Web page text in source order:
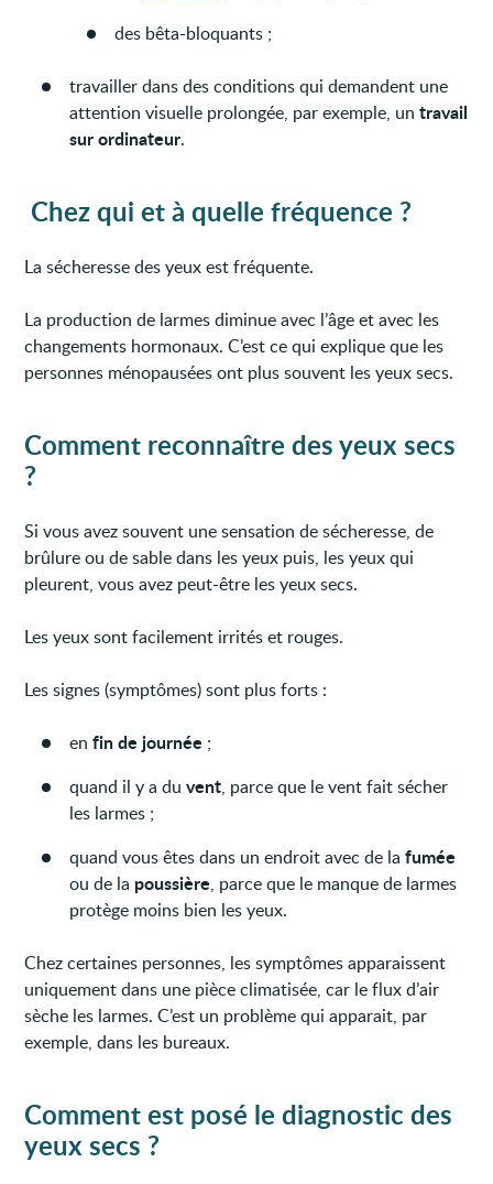
des bêta-bloquants ;
travailler dans des conditions qui demandent une
attention visuelle prolongée, par exemple, untravail
sur ordinateur.
Chez qui et à quelle fréquence ?
La sécheresse des yeux est fréquente.
La production de larmes diminue avec l’âge et avec les
changements hormonaux. C’est ce qui explique que les
personnes ménopausées ont plus souvent les yeux secs.
Comment reconnaître des yeux secs
?
Si vous avez souvent une sensation de sécheresse, de
brûlure ou de sable dans les yeux puis, les yeux qui
pleurent, vous avez peut-être les yeux secs.
Les yeux sont facilement irrités et rouges.
Les signes (symptômes) sont plus forts :
enfin de journée ;
quand il y a duvent, parce que le vent fait sécher
les larmes ;
quand vous êtes dans un endroit avec de lafumée
ou de la poussière, parce que le manque de larmes
protège moins bien les yeux.
Chez certaines personnes, les symptômes apparaissent
uniquement dans une pièce climatisée, car le flux d’air
sèche les larmes. C’est un problème qui apparait, par
exemple, dans les bureaux.
Comment est posé le diagnostic des
yeux secs ?